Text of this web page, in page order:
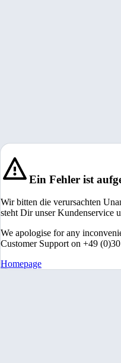
Ein Fehler ist
Wir bitten die verursachten
steht Dir unser Kundenservice
We apologise for any
Customer Support on +49
Homepage